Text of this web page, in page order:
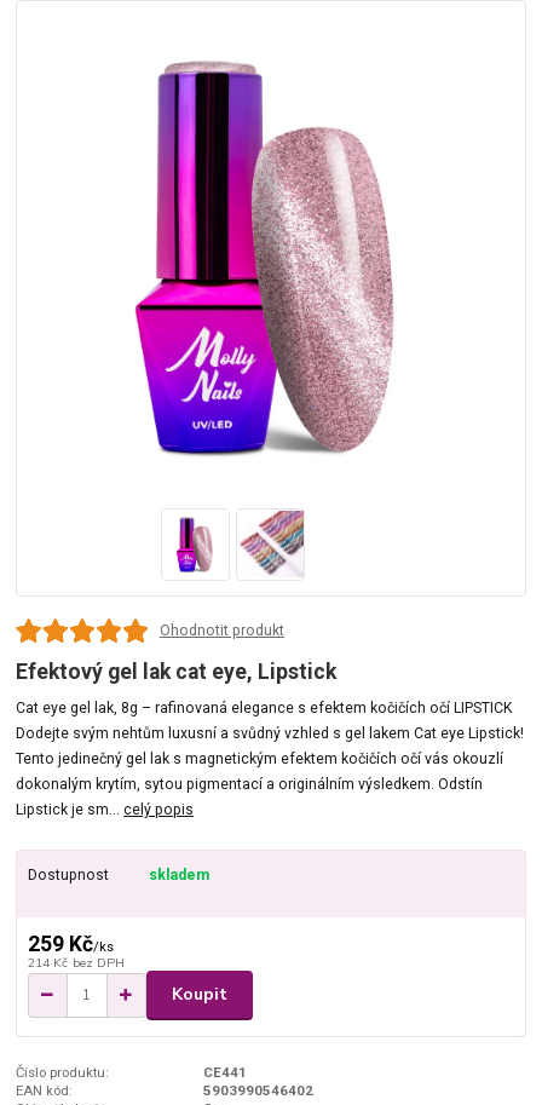
Ohodnotit produkt
Efektový gel lak cat eye, Lipstick
Cat eye gel lak, 8g – rafinovaná elegance s efektem kočičích očí LIPSTICK
Dodejte svým nehtům luxusní a svůdný vzhled s gel lakem Cat eye Lipstick!
Tento jedinečný gel lak s magnetickým efektem kočičích očí vás okouzlí
dokonalým krytím, sytou pigmentací a originálním výsledkem. Odstín
Lipstick je sm...celý popis
Dostupnost skladem
259 Kč/ks
214 Kč bez DPH
Koupit
Číslo produktu:
CE441
EAN kód:
5903990546402